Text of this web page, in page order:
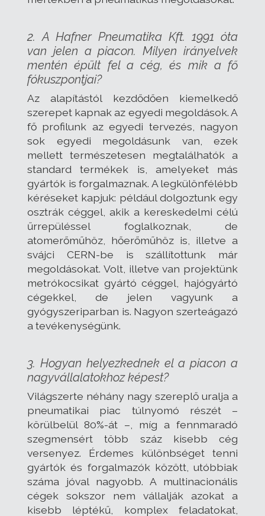
2. A Hafner Pneumatika Kft. 1991 óta
van jelen a piacon. Milyen irányelvek
mentén épült fel a cég, és mik a fő
fókuszpontjai?
Az alapítástól kezdődően kiemelkedő
szerepet kapnak az egyedi megoldások. A
fő profilunk az egyedi tervezés, nagyon
sok egyedi megoldásunk van, ezek
mellett természetesen megtalálhatók a
standard termékek is, amelyeket más
gyártók is forgalmaznak. A legkülönfélébb
kéréseket kapjuk: például dolgoztunk egy
osztrák céggel, akik a kereskedelmi célú
űrrepüléssel foglalkoznak, de
atomerőműhöz, hőerőműhöz is, illetve a
svájci CERN-be is szállítottunk már
megoldásokat. Volt, illetve van projektünk
metrókocsikat gyártó céggel, hajógyártó
cégekkel, de jelen vagyunk a
gyógyszeriparban is. Nagyon szerteágazó
a tevékenységünk.
3. Hogyan helyezkednek el a piacon a
nagyvállalatokhoz képest?
Világszerte néhány nagy szereplő uralja a
pneumatikai piac túlnyomó részét –
körülbelül 80%-át –, míg a fennmaradó
szegmensért több száz kisebb cég
versenyez. Érdemes különbséget tenni
gyártók és forgalmazók között, utóbbiak
száma jóval nagyobb. A multinacionális
cégek sokszor nem vállalják azokat a
kisebb léptékű, komplex feladatokat,